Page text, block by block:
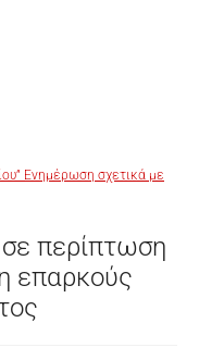
Ενημέρωση σχετικά με
περίπτωση
επαρκούς